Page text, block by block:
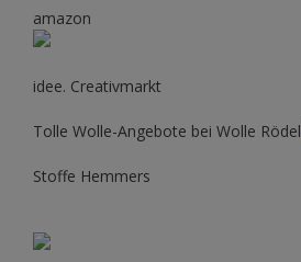
amazon
idee. Creativmarkt
Tolle Wolle-Angebote bei Wolle Rödel
Stoffe Hemmers